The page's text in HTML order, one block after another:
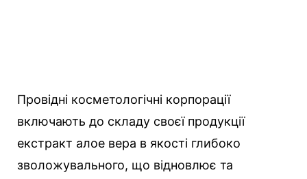
Провідні косметологічні корпорації
включають до складу своєї продукції
екстракт алое вера в якості глибоко
зволожувального, що відновлює та